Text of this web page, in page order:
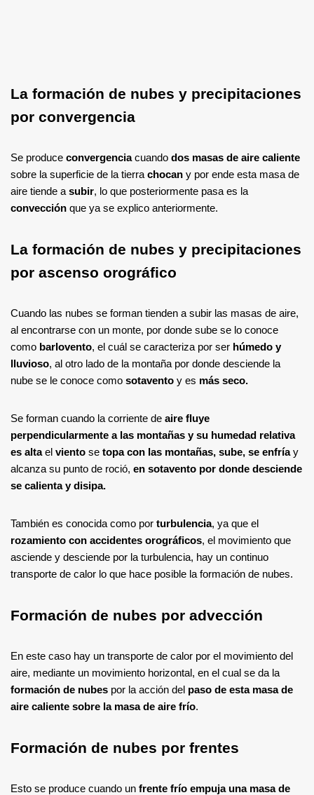
La formación de nubes y precipitaciones
por convergencia
Se produce convergenciacuando dos masas de aire caliente
sobre la superficie de la tierra chocan y por ende esta masa de
aire tiende a subir, lo que posteriormente pasa es la
convección que ya se explico anteriormente.
La formación de nubes y precipitaciones
por ascenso orográfico
Cuando las nubes se forman tienden a subir las masas de aire,
al encontrarse con un monte, por donde sube se lo conoce
como barlovento, el cuál se caracteriza por ser húmedo y
lluvioso, al otro lado de la montaña por donde desciende la
nube se le conoce como sotavento y es más seco.
Se forman cuando la corriente de aire fluye
perpendicularmente a las montañas y su humedad relativa
es altael viento se topa con las montañas, sube, se enfríay
alcanza su punto de roció, en sotavento por donde desciende
se calienta y disipa.
También es conocida como por turbulencia, ya que el
rozamiento con accidentes orográficos, el movimiento que
asciende y desciende por la turbulencia, hay un continuo
transporte de calor lo que hace posible la formación de nubes.
Formación de nubes por advección
En este caso hay un transporte de calor por el movimiento del
aire, mediante un movimiento horizontal, en el cual se da la
formación de nubes por la acción del paso de esta masa de
aire caliente sobre la masa de aire frío.
Formación de nubes por frentes
Esto se produce cuando un frente frío empuja una masa de